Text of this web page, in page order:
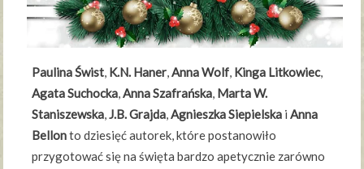
Paulina Świst, K.N. Haner,Anna Wolf, Kinga Litkowiec,
Agata Suchocka,Anna Szafrańska, Marta W.
Staniszewska,J.B. Grajda,Agnieszka Siepielska iAnna
Bellonto dziesięć autorek, które postanowiło
przygotować się na święta bardzo apetycznie zarówno